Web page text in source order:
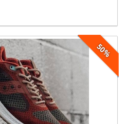
50%